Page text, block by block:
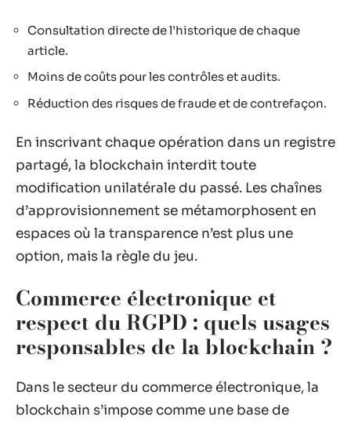
Consultation directe de l’historique de chaque
article.
Moins de coûts pour les contrôles et audits.
Réduction des risques de fraude et de contrefaçon.
En inscrivant chaque opération dans un registre
partagé, la blockchain interdit toute
modification unilatérale du passé. Les chaînes
d’approvisionnement se métamorphosent en
espaces où la transparence n’est plus une
option, mais la règle du jeu.
Commerce électronique et
respect du RGPD : quels usages
responsables de la blockchain ?
Dans le secteur du commerce électronique, la
blockchain s’impose comme une base de